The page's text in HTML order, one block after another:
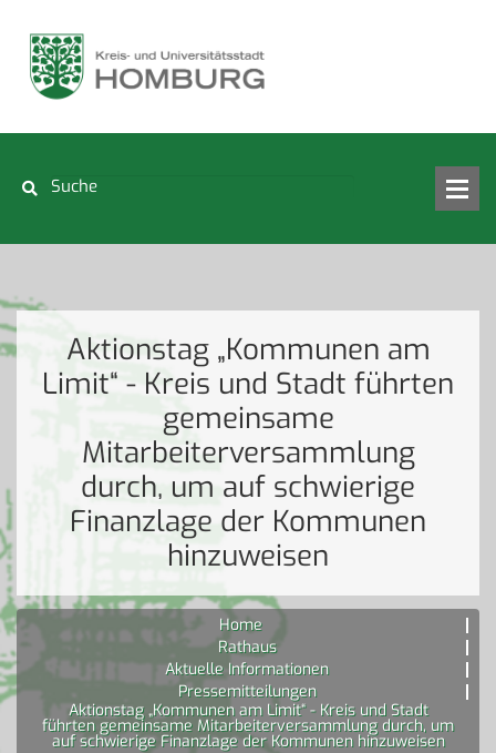
Aktionstag „Kommunen am
Limit“ - Kreis und Stadt führten
gemeinsame
Mitarbeiterversammlung
durch, um auf schwierige
Finanzlage der Kommunen
hinzuweisen
Home
Rathaus
Aktuelle Informationen
Pressemitteilungen
Aktionstag „Kommunen am Limit“ - Kreis und Stadt
führten gemeinsame Mitarbeiterversammlung durch, um
auf schwierige Finanzlage der Kommunen hinzuweisen